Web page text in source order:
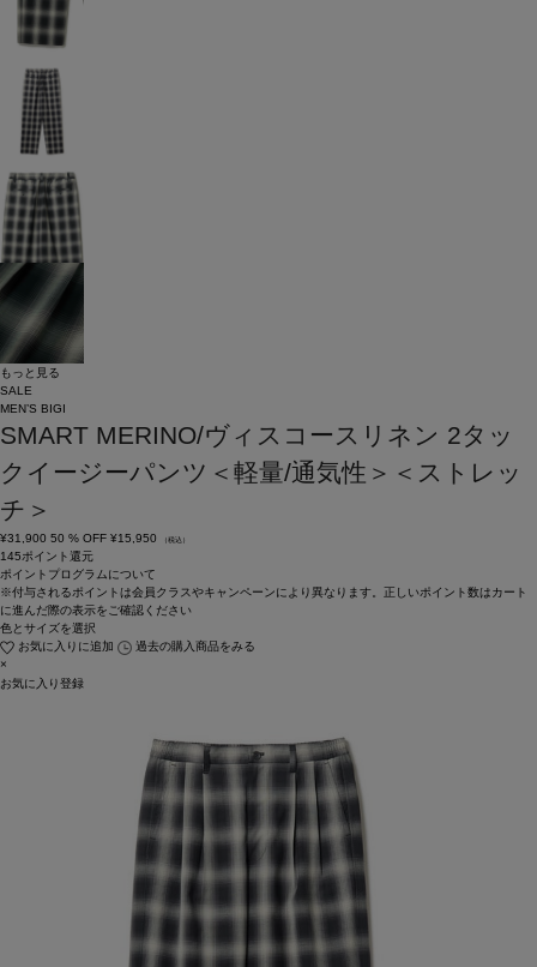
もっと見る
SALE
MEN’S BIGI
SMART MERINO/ヴィスコースリネン 2タッ
クイージーパンツ＜軽量/通気性＞＜ストレッ
チ＞
¥31,900 50 % OFF ¥15,950 （税込）
145ポイント還元
ポイントプログラムについて
※付与されるポイントは会員クラスやキャンペーンにより異なります。正しいポイント数はカート
に進んだ際の表示をご確認ください
色とサイズを選択
お気に入りに追加
過去の購入商品をみる
×
お気に入り登録